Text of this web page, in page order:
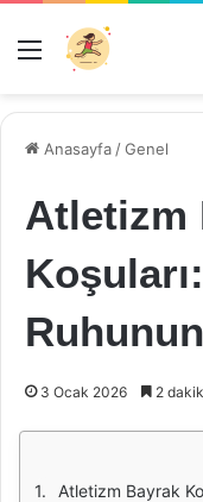
Menü
Anasayfa /Genel
Atletizm
Ruhunun
3 Ocak 2026 2
Atletizm Bayrak